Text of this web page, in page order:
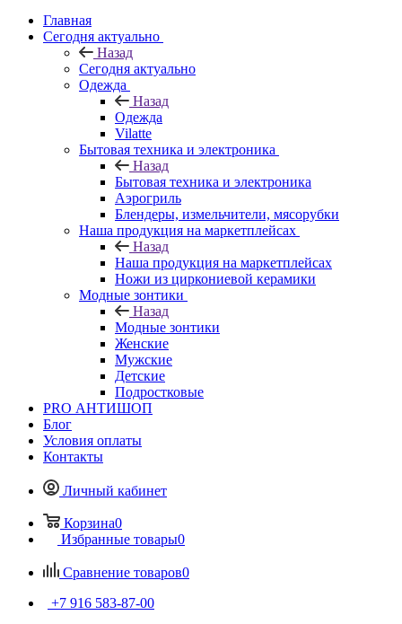
Главная
Сегодня актуально
Назад
Сегодня актуально
Одежда
Назад
Одежда
Vilatte
Бытовая техника и электроника
Назад
Бытовая техника и электроника
Аэрогриль
Блендеры, измельчители, мясорубки
Наша продукция на маркетплейсах
Назад
Наша продукция на маркетплейсах
Ножи из циркониевой керамики
Модные зонтики
Назад
Модные зонтики
Женские
Мужские
Детские
Подростковые
PRO АНТИШОП
Блог
Условия оплаты
Контакты
Личный кабинет
Корзина0
Избранные товары0
Сравнение товаров0
+7 916 583-87-00